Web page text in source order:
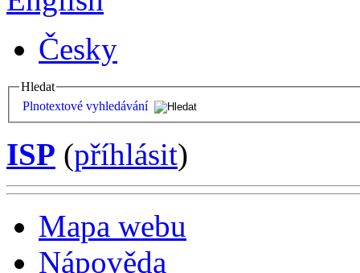
Česky
Hledat
Plnotextové vyhledávání
ISP (příhlásit)
Mapa webu
Nápověda